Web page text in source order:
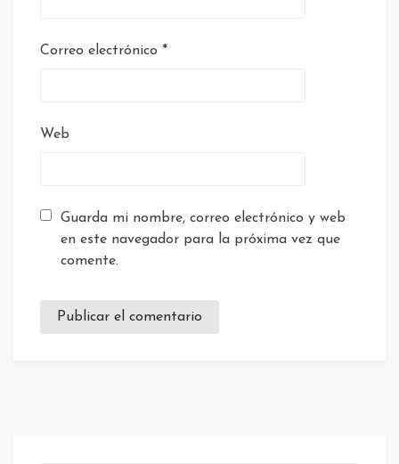
Correo electrónico *
Web
Guarda mi nombre, correo electrónico y web
en este navegador para la próxima vez que
comente.